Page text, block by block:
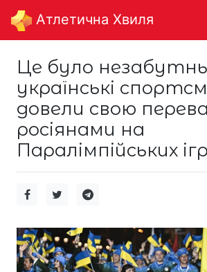
Aтлетична Хвиля
Це було
українські
довели свою
росіянами на
Паралімпійських